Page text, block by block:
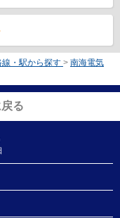
・駅から探す > 南海電気
る